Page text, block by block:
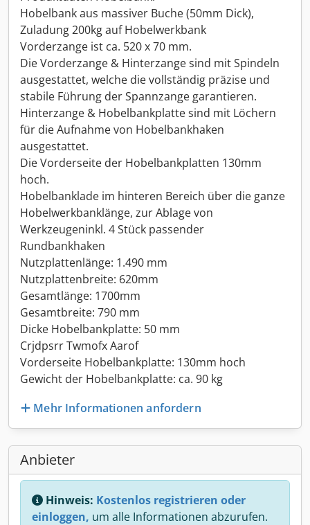
Hobelbank aus massiver Buche (50mm Dick),
Zuladung 200kg auf Hobelwerkbank
Vorderzange ist ca. 520 x 70 mm.
Die Vorderzange & Hinterzange sind mit Spindeln
ausgestattet, welche die vollständig präzise und
stabile Führung der Spannzange garantieren.
Hinterzange & Hobelbankplatte sind mit Löchern
für die Aufnahme von Hobelbankhaken
ausgestattet.
Die Vorderseite der Hobelbankplatten 130mm
hoch.
Hobelbanklade im hinteren Bereich über die ganze
Hobelwerkbanklänge, zur Ablage von
Werkzeugeninkl. 4 Stück passender
Rundbankhaken
Nutzplattenlänge: 1.490 mm
Nutzplattenbreite: 620mm
Gesamtlänge: 1700mm
Gesamtbreite: 790 mm
Dicke Hobelbankplatte: 50 mm
Crjdpsrr Twmofx Aarof
Vorderseite Hobelbankplatte: 130mm hoch
Gewicht der Hobelbankplatte: ca. 90 kg
Mehr Informationen anfordern
Anbieter
Hinweis: Kostenlos registrieren oder
einloggen, um alle Informationen abzurufen.